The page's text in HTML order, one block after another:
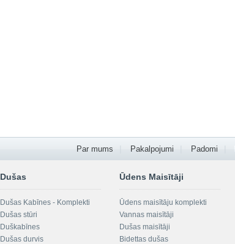
Par mums Pakalpojumi Padomi
Dušas
Dušas Kabīnes - Komplekti
Dušas stūri
Duškabīnes
Dušas durvis
Ūdens Maisītāji
Ūdens maisītāju komplekti
Vannas maisītāji
Dušas maisītāji
Bidettas dušas